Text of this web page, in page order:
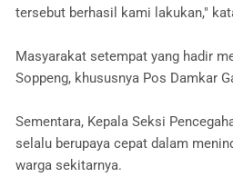
tersebut berhasil kami lakukan,"
Masyarakat setempat yang hadir
Soppeng, khususnya Pos Damkar
Sementara, Kepala Seksi
selalu berupaya cepat dalam
warga sekitarnya.